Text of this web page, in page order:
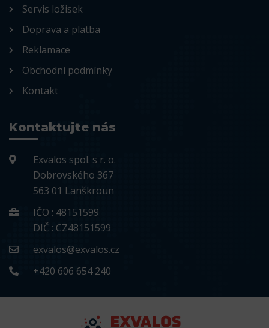
Servis ložisek
Doprava a platba
Reklamace
Obchodní podmínky
Kontakt
Kontaktujte nás
Exvalos spol. s r. o.
Dobrovského 367
563 01 Lanškroun
IČO : 48151599
DIČ : CZ48151599
exvalos@exvalos.cz
+420 606 654 240